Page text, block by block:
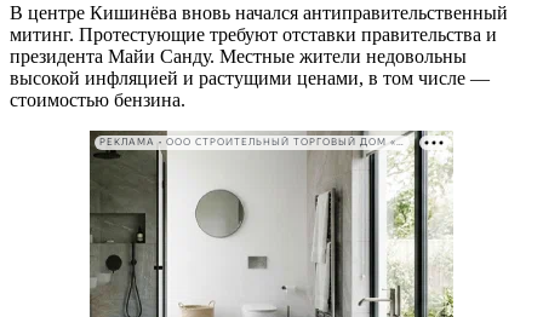
В центре Кишинёва вновь начался антиправительственный
митинг. Протестующие требуют отставки правительства и
президента Майи Санду. Местные жители недовольны
высокой инфляцией и растущими ценами, в том числе —
стоимостью бензина.
РЕКЛАМА • ООО СТРОИТЕЛЬНЫЙ ТОРГОВЫЙ ДОМ «ПЕТРОВИЧ». ИНН: 7802348846